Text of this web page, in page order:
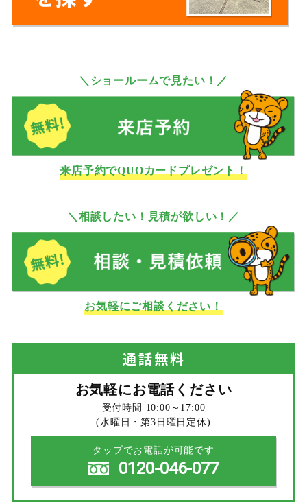
＼ショールームで見たい！／
来店予約でQUOカードプレゼント！
＼相談したい！見積が欲しい！／
お気軽にご相談ください！
通話無料
お気軽にお電話ください
受付時間 10:00～17:00
(水曜日・第3日曜日定休)
タップでお電話が可能です
0120-046-077